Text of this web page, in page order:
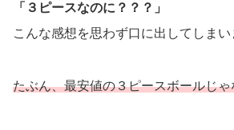
「３ピースなのに？？？」
こんな感想を思わず口に出してしまい
たぶん、最安値の３ピースボールじ